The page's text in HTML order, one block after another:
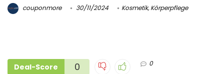
couponmore 30/11/2024 Kosmetik, Körperpflege
Deal-Score 0 0